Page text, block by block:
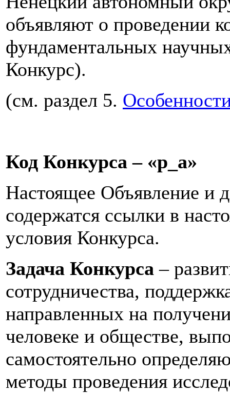
объявляют о проведении
фундаментальных
Конкурс).
(см. раздел 5.
Код Конкурса – «р_а»
Настоящее Объявление и
содержатся ссылки в
условия Конкурса.
Задача Конкурса –
сотрудничества,
направленных на
человеке и обществе,
самостоятельно
методы проведения